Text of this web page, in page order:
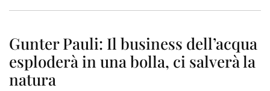
Gunter Pauli: Il business dell’acqua
esploderà in una bolla, ci salverà la
natura